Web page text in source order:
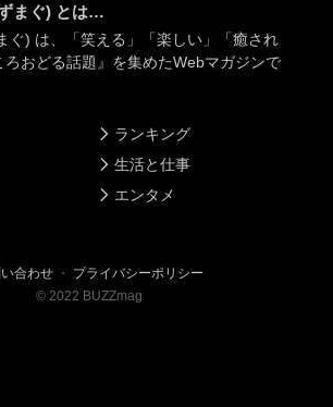
まぐ) とは…
ぐ) は、「笑える」「楽しい」「癒され
ろおどる話題』を集めたWebマガジンで
ランキング
生活と仕事
エンタメ
合わせ ・ プライバシーポリシー
© 2022 BUZZmag